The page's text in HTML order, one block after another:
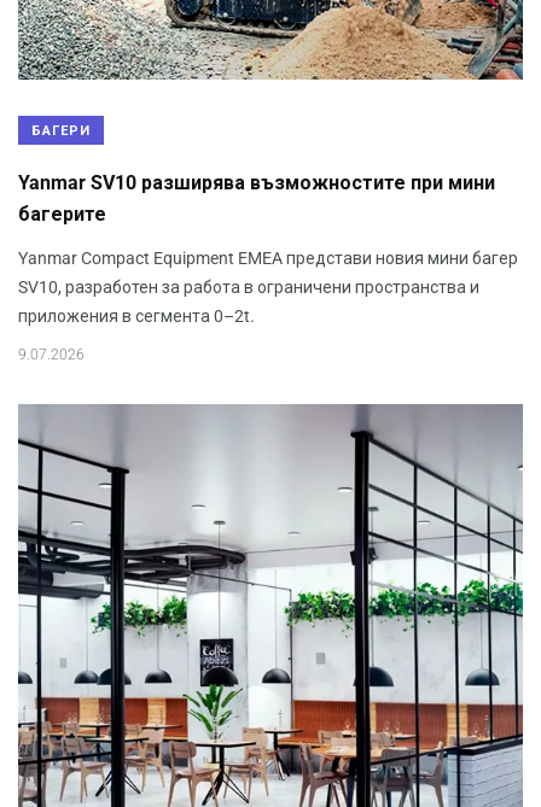
БАГЕРИ
Yanmar SV10 разширява възможностите при мини
багерите
Yanmar Compact Equipment EMEA представи новия мини багер
SV10, разработен за работа в ограничени пространства и
приложения в сегмента 0–2t.
9.07.2026